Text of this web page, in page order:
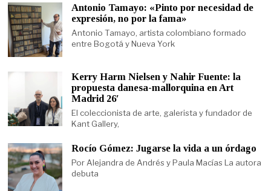
Antonio Tamayo: «Pinto por necesidad de
expresión, no por la fama»
Antonio Tamayo, artista colombiano formado
entre Bogotá y Nueva York
Kerry Harm Nielsen y Nahir Fuente: la
propuesta danesa-mallorquina en Art
Madrid 26′
El coleccionista de arte, galerista y fundador de
Kant Gallery,
Rocío Gómez: Jugarse la vida a un órdago
Por Alejandra de Andrés y Paula Macías La autora
debuta